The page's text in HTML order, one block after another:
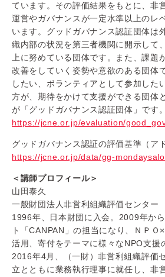
ています。その評価結果をもとに、非
運営やガバナンスが一定水準以上のレ
います。グッドガバナンス認証団体は
織内部の状況を第三者機関に開示して
上に努めている団体です。また、課題
改善をしていく姿勢や意欲のある団体
したい、ボランティアとして参加した
方が、期待をかけて支援ができる団体
が「グッドガバナンス認証団体」です。
https://jcne.or.jp/evaluation/
グッドガバナンス認証の評価基準（ア
https://jcne.or.jp/data/gg-
＜講師プロフィール＞
山田泰久
一般財団法人非営利組織評価センタ
1996年、日本財団に入会。2009年か
ト「CANPAN」の担当になり、ＮＰ
活用、寄付をテーマに様々なNPO支援
2016年4月、（一財）非営利組織評価
立とともに業務執行理事に就任し、非